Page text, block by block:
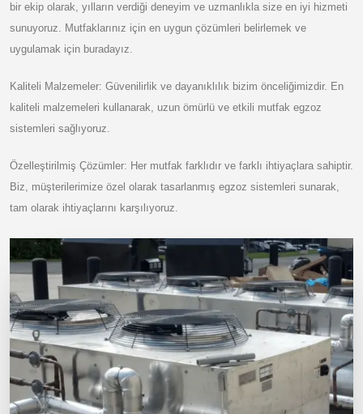
bir ekip olarak, yılların verdiği deneyim ve uzmanlıkla size en iyi hizmeti
sunuyoruz. Mutfaklarınız için en uygun çözümleri belirlemek ve
uygulamak için buradayız.
Kaliteli Malzemeler: Güvenilirlik ve dayanıklılık bizim önceliğimizdir. En
kaliteli malzemeleri kullanarak, uzun ömürlü ve etkili mutfak egzoz
sistemleri sağlıyoruz.
Özelleştirilmiş Çözümler: Her mutfak farklıdır ve farklı ihtiyaçlara sahiptir.
Biz, müşterilerimize özel olarak tasarlanmış egzoz sistemleri sunarak,
tam olarak ihtiyaçlarını karşılıyoruz.